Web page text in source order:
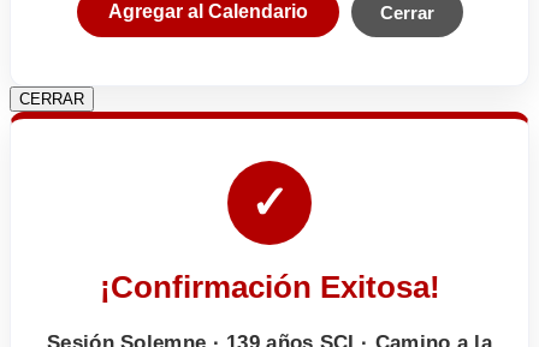
Agregar al Calendario Cerrar
CERRAR
✓
¡Confirmación Exitosa!